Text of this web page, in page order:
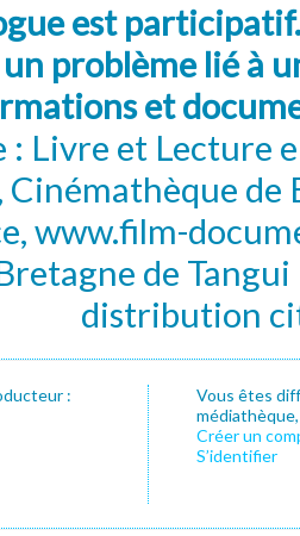
est
problème lié à
et
: Livre et Lecture
Cinémathèque de
www.film-
de
distribution
:
Vous êtes
Créer un
S’identifier